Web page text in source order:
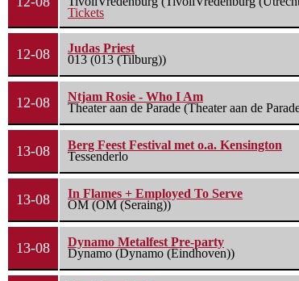
Tickets
12-08
Judas Priest
013 (013 (Tilburg))
12-08
Ntjam Rosie - Who I Am
Theater aan de Parade (Theater aan de
13-08
Berg Feest Festival met o.a. Kensington
Tessenderlo
13-08
In Flames + Employed To Serve
OM (OM (Seraing))
13-08
Dynamo Metalfest Pre-party
Dynamo (Dynamo (Eindhoven))